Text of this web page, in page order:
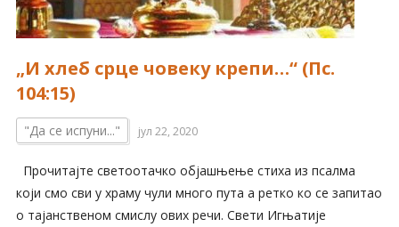
„И хлеб срце човеку крепи…“ (Пс.
104:15)
"Да се испуни..." јул 22, 2020
Прочитајте светоотачко објашњење стиха из псалма
који смо сви у храму чули много пута а ретко ко се запитао
о тајанственом смислу ових речи. Свети Игњатије